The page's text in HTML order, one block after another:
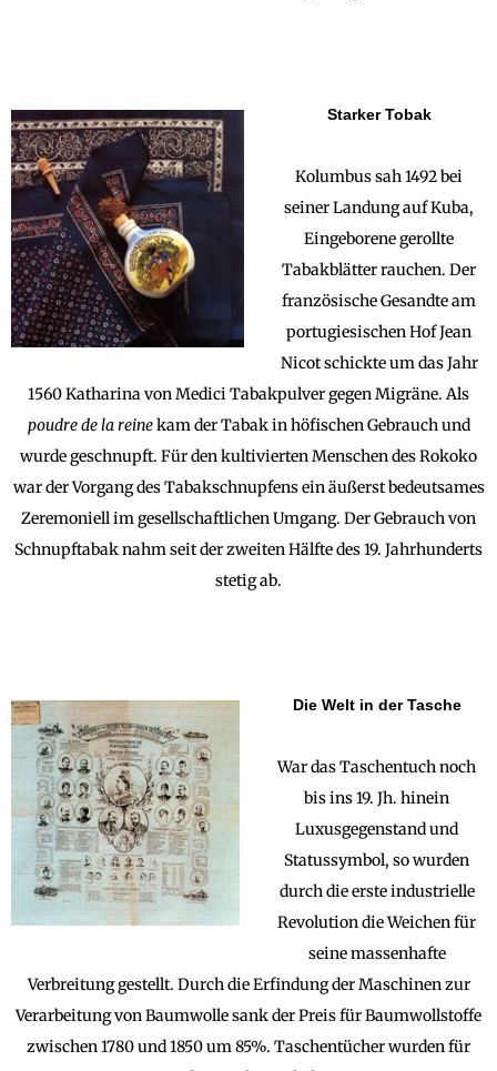
Starker Tobak
Kolumbus sah 1492 bei
seiner Landung auf Kuba,
Eingeborene gerollte
Tabakblätter rauchen. Der
französische Gesandte am
portugiesischen Hof Jean
Nicot schickte um das Jahr
1560 Katharina von Medici Tabakpulver gegen Migräne. Als
poudre de la reinekam der Tabak in höfischen Gebrauch und
wurde geschnupft. Für den kultivierten Menschen des Rokoko
war der Vorgang des Tabakschnupfens ein äußerst bedeutsames
Zeremoniell im gesellschaftlichen Umgang. Der Gebrauch von
Schnupftabak nahm seit der zweiten Hälfte des 19. Jahrhunderts
stetig ab.
Die Welt in der Tasche
War das Taschentuch noch
bis ins 19. Jh. hinein
Luxusgegenstand und
Statussymbol, so wurden
durch die erste industrielle
Revolution die Weichen für
seine massenhafte
Verbreitung gestellt. Durch die Erfindung der Maschinen zur
Verarbeitung von Baumwolle sank der Preis für Baumwollstoffe
zwischen 1780 und 1850 um 85%. Taschentücher wurden für